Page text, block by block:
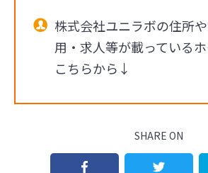
株式会社ユニラボの住所
用・求人等が載っている
こちらから↓
SHARE ON